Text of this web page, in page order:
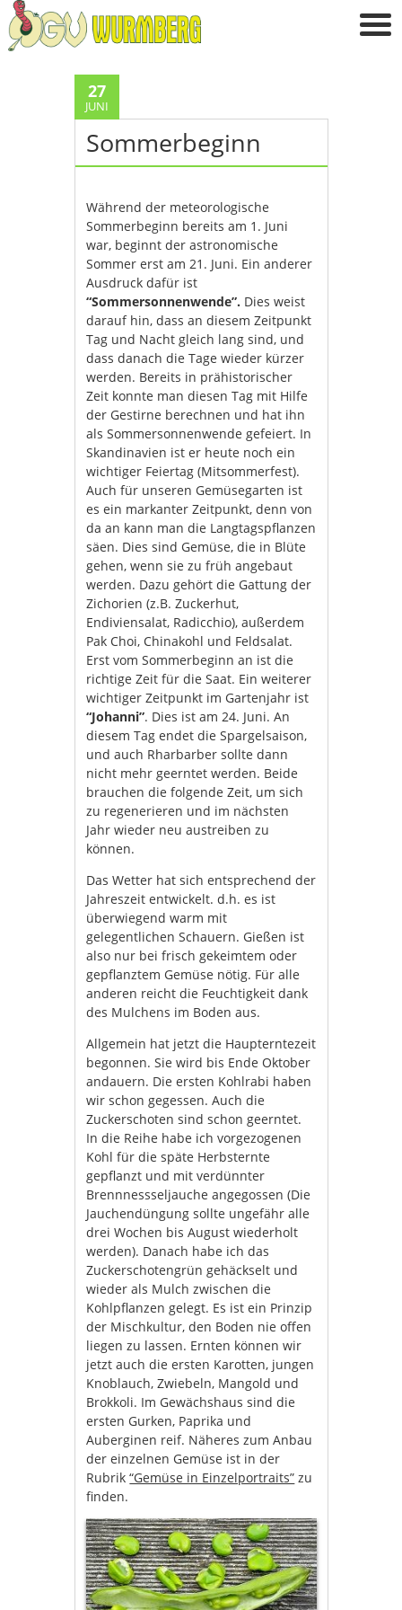
27
JUNI
Sommerbeginn
Während der meteorologische
Sommerbeginn bereits am 1. Juni
war, beginnt der astronomische
Sommer erst am 21. Juni. Ein anderer
Ausdruck dafür ist
“Sommersonnenwende”. Dies weist
darauf hin, dass an diesem Zeitpunkt
Tag und Nacht gleich lang sind, und
dass danach die Tage wieder kürzer
werden. Bereits in prähistorischer
Zeit konnte man diesen Tag mit Hilfe
der Gestirne berechnen und hat ihn
als Sommersonnenwende gefeiert. In
Skandinavien ist er heute noch ein
wichtiger Feiertag (Mitsommerfest).
Auch für unseren Gemüsegarten ist
es ein markanter Zeitpunkt, denn von
da an kann man die Langtagspflanzen
säen. Dies sind Gemüse, die in Blüte
gehen, wenn sie zu früh angebaut
werden. Dazu gehört die Gattung der
Zichorien (z.B. Zuckerhut,
Endiviensalat, Radicchio), außerdem
Pak Choi, Chinakohl und Feldsalat.
Erst vom Sommerbeginn an ist die
richtige Zeit für die Saat. Ein weiterer
wichtiger Zeitpunkt im Gartenjahr ist
“Johanni”. Dies ist am 24. Juni. An
diesem Tag endet die Spargelsaison,
und auch Rharbarber sollte dann
nicht mehr geerntet werden. Beide
brauchen die folgende Zeit, um sich
zu regenerieren und im nächsten
Jahr wieder neu austreiben zu
können.
Das Wetter hat sich entsprechend der
Jahreszeit entwickelt. d.h. es ist
überwiegend warm mit
gelegentlichen Schauern. Gießen ist
also nur bei frisch gekeimtem oder
gepflanztem Gemüse nötig. Für alle
anderen reicht die Feuchtigkeit dank
des Mulchens im Boden aus.
Allgemein hat jetzt die Haupterntezeit
begonnen. Sie wird bis Ende Oktober
andauern. Die ersten Kohlrabi haben
wir schon gegessen. Auch die
Zuckerschoten sind schon geerntet.
In die Reihe habe ich vorgezogenen
Kohl für die späte Herbsternte
gepflanzt und mit verdünnter
Brennnessseljauche angegossen (Die
Jauchendüngung sollte ungefähr alle
drei Wochen bis August wiederholt
werden). Danach habe ich das
Zuckerschotengrün gehäckselt und
wieder als Mulch zwischen die
Kohlpflanzen gelegt. Es ist ein Prinzip
der Mischkultur, den Boden nie offen
liegen zu lassen. Ernten können wir
jetzt auch die ersten Karotten, jungen
Knoblauch, Zwiebeln, Mangold und
Brokkoli. Im Gewächshaus sind die
ersten Gurken, Paprika und
Auberginen reif. Näheres zum Anbau
der einzelnen Gemüse ist in der
Rubrik“Gemüse in Einzelportraits” zu
finden.